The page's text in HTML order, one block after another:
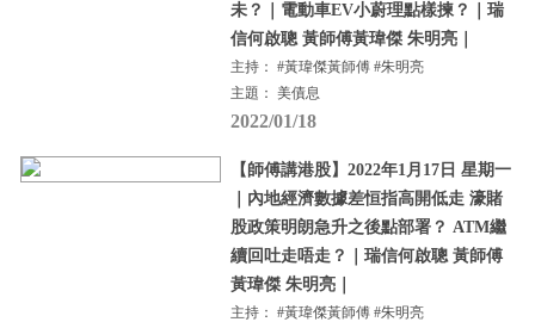
未？｜電動車EV小蔚理點樣揀？｜瑞
信何啟聰 黃師傅黃瑋傑 朱明亮｜
主持： #黃瑋傑黃師傅 #朱明亮
主題： 美債息
2022/01/18
【師傅講港股】2022年1月17日 星期一
｜內地經濟數據差恒指高開低走 濠賭
股政策明朗急升之後點部署？ ATM繼
續回吐走唔走？｜瑞信何啟聰 黃師傅
黃瑋傑 朱明亮｜
主持： #黃瑋傑黃師傅 #朱明亮